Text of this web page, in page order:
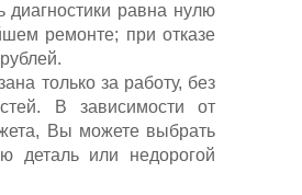
диагностики равна нулю
ремонте; при отказе
только за работу, без
В зависимости от
Вы можете выбрать
деталь или недорогой